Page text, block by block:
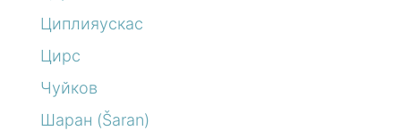
Циплияускас
Цирс
Чуйков
Шаран (Šaran)